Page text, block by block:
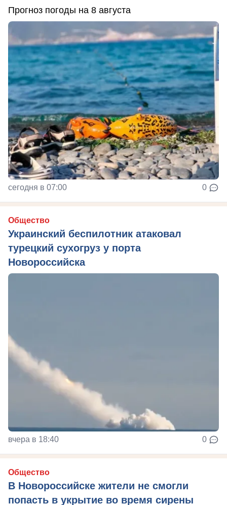
Прогноз погоды на 8 августа
сегодня в 07:00 0
Общество
Украинский беспилотник атаковал
турецкий сухогруз у порта
Новороссийска
вчера в 18:40 0
Общество
В Новороссийске жители не смогли
попасть в укрытие во время сирены